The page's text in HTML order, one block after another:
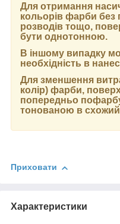
Для отримання
кольорів фарби без
розводів тощо,
бути однотонною.
В іншому випадку
необхідність в
Для зменшення
колір) фарби,
попередньо
тонованою в схожий
Приховати
Характеристики